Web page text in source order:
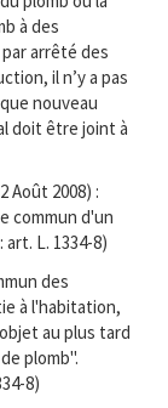
à des
arrêté des
il n’y a pas
nouveau
doit être joint à
Août 2008) :
commun d'un
L. 1334-8)
des
à l'habitation,
au plus tard
plomb".
8)